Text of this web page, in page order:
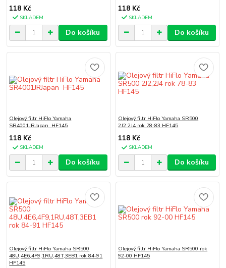
118 Kč
SKLADEM
Do košíku
118 Kč
SKLADEM
Do košíku
Olejový filtr HiFlo Yamaha
SR4001JRJapan HF145
118 Kč
SKLADEM
Do košíku
Olejový filtr HiFlo Yamaha SR500
2J2,2J4 rok 78-83 HF145
118 Kč
SKLADEM
Do košíku
Olejový filtr HiFlo Yamaha SR500
48U,4E6,4F9,1RU,48T,3EB1 rok 84-91
HF145
Olejový filtr HiFlo Yamaha SR500 rok
92-00 HF145